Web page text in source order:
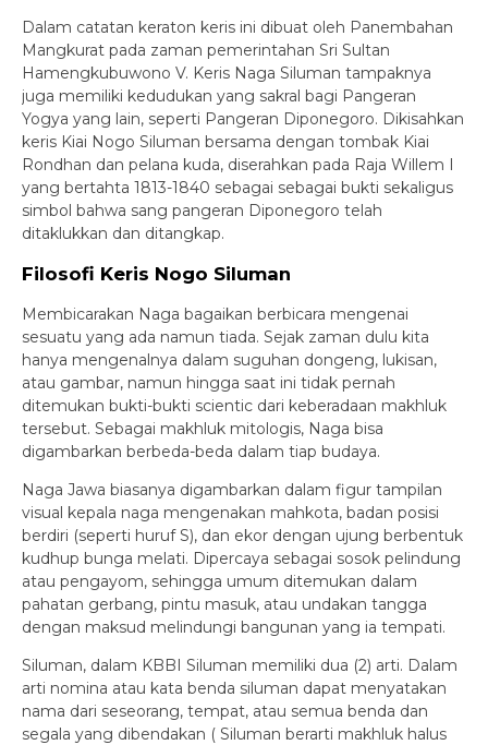
Dalam catatan keraton keris ini dibuat oleh Panembahan
Mangkurat pada zaman pemerintahan Sri Sultan
Hamengkubuwono V. Keris Naga Siluman tampaknya
juga memiliki kedudukan yang sakral bagi Pangeran
Yogya yang lain, seperti Pangeran Diponegoro. Dikisahkan
keris Kiai Nogo Siluman bersama dengan tombak Kiai
Rondhan dan pelana kuda, diserahkan pada Raja Willem I
yang bertahta 1813-1840 sebagai sebagai bukti sekaligus
simbol bahwa sang pangeran Diponegoro telah
ditaklukkan dan ditangkap.
Filosofi Keris Nogo Siluman
Membicarakan Naga bagaikan berbicara mengenai
sesuatu yang ada namun tiada. Sejak zaman dulu kita
hanya mengenalnya dalam suguhan dongeng, lukisan,
atau gambar, namun hingga saat ini tidak pernah
ditemukan bukti-bukti scientic dari keberadaan makhluk
tersebut. Sebagai makhluk mitologis, Naga bisa
digambarkan berbeda-beda dalam tiap budaya.
Naga Jawa biasanya digambarkan dalam figur tampilan
visual kepala naga mengenakan mahkota, badan posisi
berdiri (seperti huruf S), dan ekor dengan ujung berbentuk
kudhup bunga melati. Dipercaya sebagai sosok pelindung
atau pengayom, sehingga umum ditemukan dalam
pahatan gerbang, pintu masuk, atau undakan tangga
dengan maksud melindungi bangunan yang ia tempati.
Siluman, dalam KBBI Siluman memiliki dua (2) arti. Dalam
arti nomina atau kata benda siluman dapat menyatakan
nama dari seseorang, tempat, atau semua benda dan
segala yang dibendakan ( Siluman berarti makhluk halus